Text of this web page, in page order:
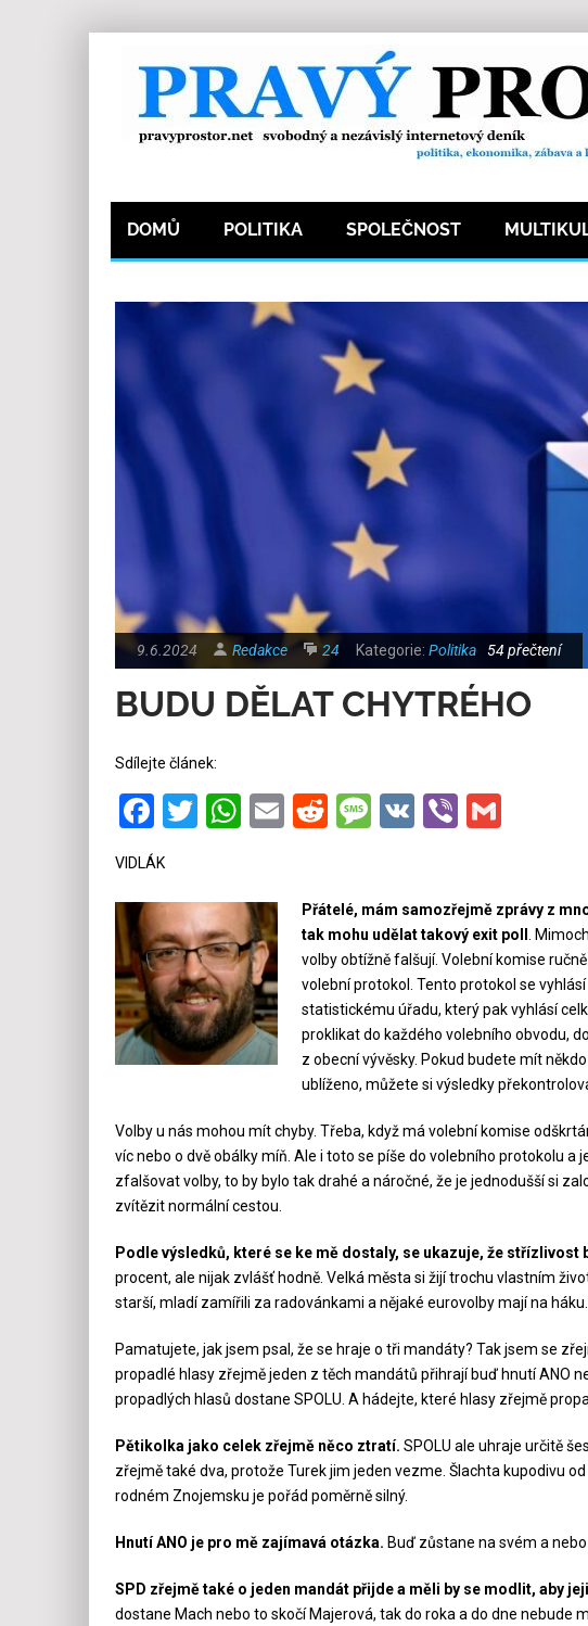
DOMŮ POLITIKA SPOLEČNOST
9.6.2024 Redakce 24 Kategorie: Politika 54 přečtení
BUDU DĚLAT CHYTRÉHO
Sdílejte článek:
Facebook
Twitter
WhatsApp
EmailRedditMessage
VKViberGmail
VIDLÁK
Přátelé, mám samozřejmě zprávy z
tak mohu udělat takový exit poll
.
volby obtížně falšují. Volební komise
volební protokol. Tento protokol se
statistickému úřadu, který pak vyhlásí
proklikat do každého volebního obvodu,
z obecní vývěsky. Pokud budete mít
ublíženo, můžete si výsledky
Volby u nás mohou mít chyby. Třeba, když má volební komise
víc nebo o dvě obálky míň. Ale i toto se píše do volebního protokolu a
zfalšovat volby, to by bylo tak drahé a náročné, že je jednodušší si
zvítězit normální cestou.
Podle výsledků, které se ke mě dostaly, se ukazuje, že střízlivost
procent, ale nijak zvlášť hodně. Velká města si žijí trochu vlastním
starší, mladí zamířili za radovánkami a nějaké eurovolby mají na háku.
Pamatujete, jak jsem psal, že se hraje o tři mandáty? Tak jsem se
propadlé hlasy zřejmě jeden z těch mandátů přihrají buď hnutí ANO
propadlých hlasů dostane SPOLU. A hádejte, které hlasy zřejmě
Pětikolka jako celek zřejmě něco ztratí. SPOLU ale uhraje určitě
zřejmě také dva, protože Turek jim jeden vezme. Šlachta kupodivu
rodném Znojemsku je pořád poměrně silný.
Hnutí ANO je pro mě zajímavá otázka. Buď zůstane na svém a
SPD zřejmě také o jeden mandát přijde a měli by se modlit, aby
dostane Mach nebo to skočí Majerová, tak do roka a do dne nebude